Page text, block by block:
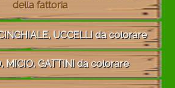
della fattoria
UCCELLI da colorare
MICIO, GATTINI da colorare